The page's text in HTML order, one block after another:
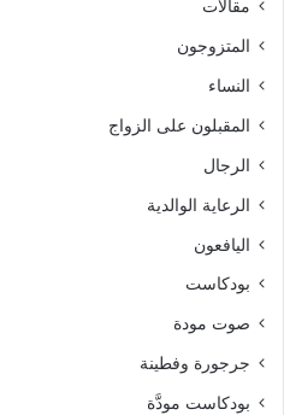
مقالات
المتزوجون
النساء
المقبلون على الزواج
الرجال
الرعاية الوالدية
اليافعون
بودكاست
صوت مودة
جرجورة وفطينة
بودكاست مودَّة